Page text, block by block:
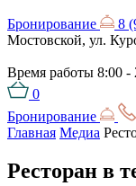
Бронирование 8
Мостовской, ул.
Время работы 8:00 -
0
Бронирование
Главная Медиа
Ресторан в